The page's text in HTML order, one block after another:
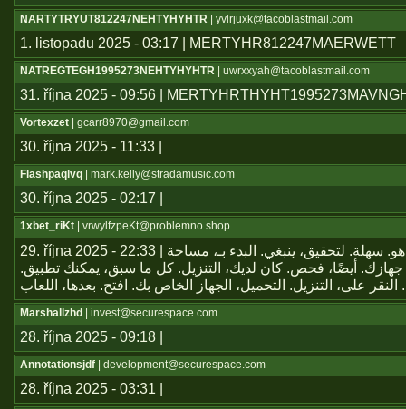
NARTYTRYUT812247NEHTYHYHTR | yvlrjuxk@tacoblastmail.com
1. listopadu 2025 - 03:17 | MERTYHR812247MAERWETT
NATREGTEGH1995273NEHTYHYHTR | uwrxxyah@tacoblastmail.com
31. října 2025 - 09:56 |
Vortexzet | gcarr8970@gmail.com
30. října 2025 - 11:33 |
Flashpaqlvq | mark.kelly@stradamusic.com
30. října 2025 - 02:17 |
1xbet_riKt | vrwylfzpeKt@problemno.shop
29. října 2025 - 22:33 | يعتبر تطبيق هو. سهلة. لتحقيق، ينبغي. البدء بـ، مساحة
أيضًا، فحص. كان لديك، التنزيل. كل ما سبق، يمكنك تطبيق.
Marshallzhd | invest@securespace.com
28. října 2025 - 09:18 |
Annotationsjdf | development@securespace.com
28. října 2025 - 03:31 |